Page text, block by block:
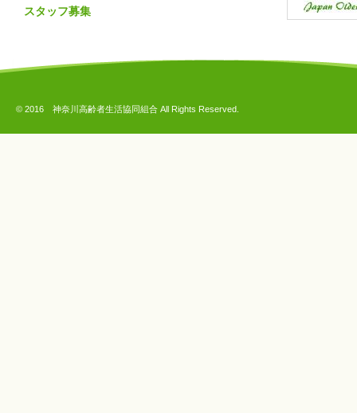
スタッフ募集
© 2016 神奈川高齢者生活協同組合 All Rights Reserved.